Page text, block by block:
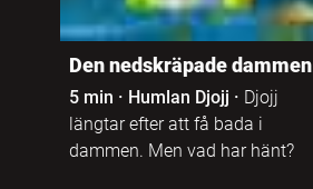
Specialskola F-4
Specialskola 5-7
Specialskola 8-10
Den nedskräpade dammen
5 min · Humlan Djojj · Djojj
längtar efter att få bada i
dammen. Men vad har hänt?